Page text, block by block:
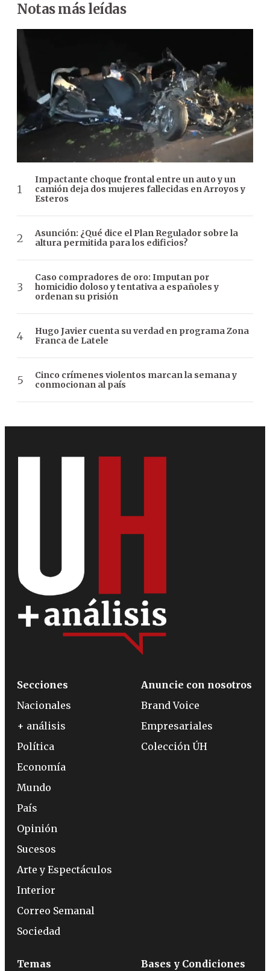
Notas más leídas
Impactante choque frontal entre un auto y un
camión deja dos mujeres fallecidas en Arroyos y
Esteros
Asunción: ¿Qué dice el Plan Regulador sobre la
altura permitida para los edificios?
Caso compradores de oro: Imputan por
homicidio doloso y tentativa a españoles y
ordenan su prisión
Hugo Javier cuenta su verdad en programa Zona
Franca de Latele
Cinco crímenes violentos marcan la semana y
conmocionan al país
Secciones
Nacionales
+ análisis
Política
Economía
Mundo
País
Opinión
Sucesos
Arte y Espectáculos
Interior
Correo Semanal
Sociedad
Anuncie con nosotros
Brand Voice
Empresariales
Colección ÚH
Temas Bases y Condiciones